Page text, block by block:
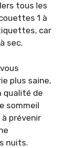
tous les
1 à
car
sec.
plus saine,
qualité de
sommeil
prévenir
nuits.